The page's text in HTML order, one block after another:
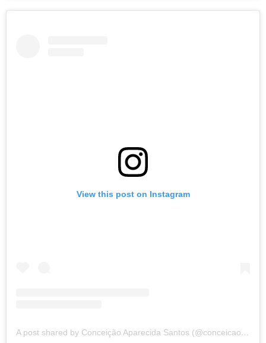
View this post on Instagram
A post shared by Conceição Aparecida Santos (@conceicao.a.santos)